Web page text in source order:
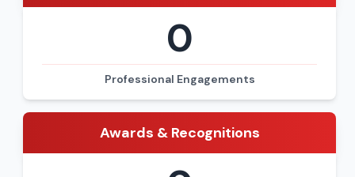
0
Professional Engagements
Awards & Recognitions